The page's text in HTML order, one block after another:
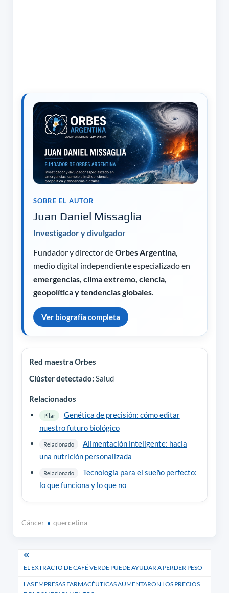
SOBRE EL AUTOR
Juan Daniel Missaglia
Investigador y divulgador
Fundador y director deOrbes Argentina,
medio digital independiente especializado en
emergencias, clima extremo, ciencia,
geopolítica y tendencias globales.
Ver biografía completa
Red maestra Orbes
Clúster detectado: Salud
Relacionados
Pilar
Genética de precisión: cómo editar
nuestro futuro biológico
Relacionado
Alimentación inteligente: hacia
una nutrición personalizada
Relacionado
Tecnología para el sueño perfecto:
lo que funciona y lo que no
Cáncer quercetina
Navegación
deEL EXTRACTO DE CAFÉ VERDE PUEDE AYUDAR A PERDER PESO
LAS EMPRESAS FARMACÉUTICAS AUMENTARON LOS PRECIOS